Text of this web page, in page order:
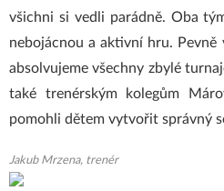
všichni si vedli parádně. Oba
nebojácnou a aktivní hru. Pevně
absolvujeme všechny zbylé
také trenérským kolegům
pomohli dětem vytvořit správný
Jakub Mrzena, trenér